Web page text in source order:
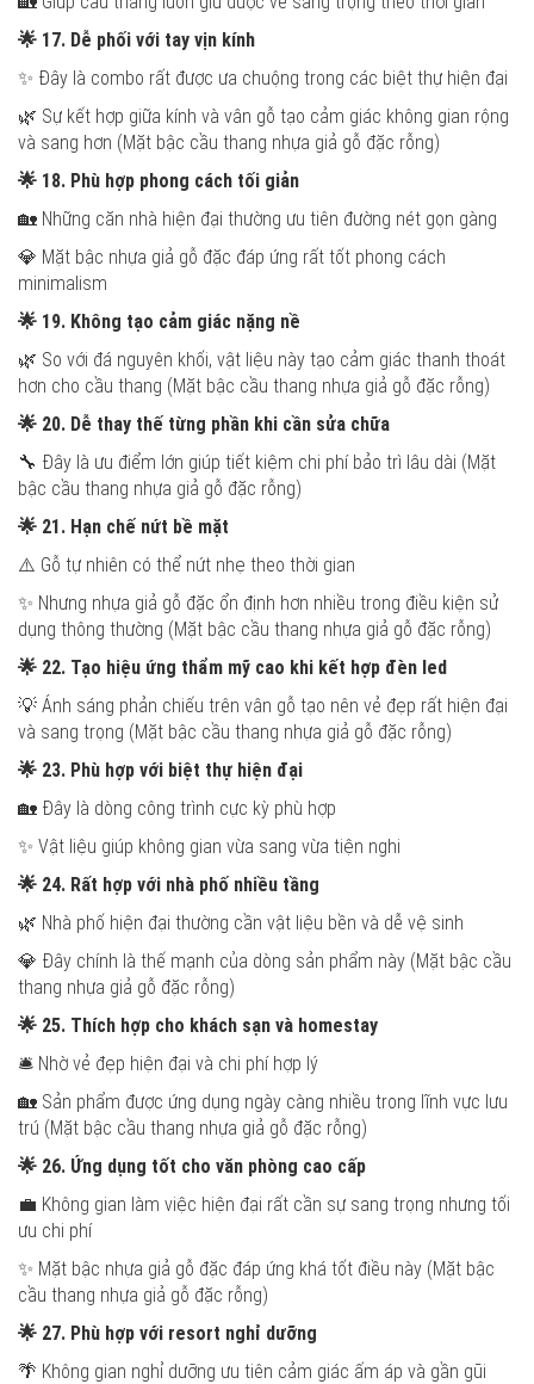
🌟 17. Dễ phối với tay vịn kính
✨ Đây là combo rất được ưa chuộng trong các biệt thự hiện đại
🌿 Sự kết hợp giữa kính và vân gỗ tạo cảm giác không gian rộng
và sang hơn (Mặt bậc cầu thang nhựa giả gỗ đặc rỗng)
🌟 18. Phù hợp phong cách tối giản
🏡 Những căn nhà hiện đại thường ưu tiên đường nét gọn gàng
💎 Mặt bậc nhựa giả gỗ đặc đáp ứng rất tốt phong cách
minimalism
🌟 19. Không tạo cảm giác nặng nề
🌿 So với đá nguyên khối, vật liệu này tạo cảm giác thanh thoát
hơn cho cầu thang (Mặt bậc cầu thang nhựa giả gỗ đặc rỗng)
🌟 20. Dễ thay thế từng phần khi cần sửa chữa
🔧 Đây là ưu điểm lớn giúp tiết kiệm chi phí bảo trì lâu dài (Mặt
bậc cầu thang nhựa giả gỗ đặc rỗng)
🌟 21. Hạn chế nứt bề mặt
⚠️ Gỗ tự nhiên có thể nứt nhẹ theo thời gian
✨ Nhưng nhựa giả gỗ đặc ổn định hơn nhiều trong điều kiện sử
dụng thông thường (Mặt bậc cầu thang nhựa giả gỗ đặc rỗng)
🌟 22. Tạo hiệu ứng thẩm mỹ cao khi kết hợp đèn led
💡 Ánh sáng phản chiếu trên vân gỗ tạo nên vẻ đẹp rất hiện đại
và sang trọng (Mặt bậc cầu thang nhựa giả gỗ đặc rỗng)
🌟 23. Phù hợp với biệt thự hiện đại
🏡 Đây là dòng công trình cực kỳ phù hợp
✨ Vật liệu giúp không gian vừa sang vừa tiện nghi
🌟 24. Rất hợp với nhà phố nhiều tầng
🌿 Nhà phố hiện đại thường cần vật liệu bền và dễ vệ sinh
💎 Đây chính là thế mạnh của dòng sản phẩm này (Mặt bậc cầu
thang nhựa giả gỗ đặc rỗng)
🌟 25. Thích hợp cho khách sạn và homestay
🛎️ Nhờ vẻ đẹp hiện đại và chi phí hợp lý
🏡 Sản phẩm được ứng dụng ngày càng nhiều trong lĩnh vực lưu
trú (Mặt bậc cầu thang nhựa giả gỗ đặc rỗng)
🌟 26. Ứng dụng tốt cho văn phòng cao cấp
💼 Không gian làm việc hiện đại rất cần sự sang trọng nhưng tối
ưu chi phí
✨ Mặt bậc nhựa giả gỗ đặc đáp ứng khá tốt điều này (Mặt bậc
cầu thang nhựa giả gỗ đặc rỗng)
🌟 27. Phù hợp với resort nghỉ dưỡng
🌴 Không gian nghỉ dưỡng ưu tiên cảm giác ấm áp và gần gũi